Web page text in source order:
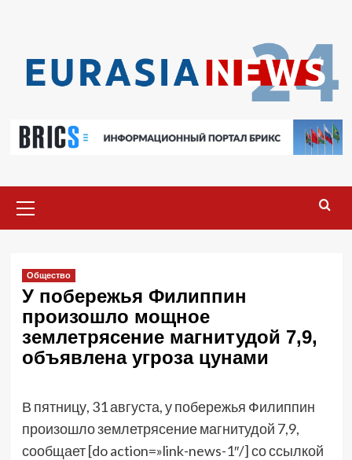
меню
Общество
У побережья Филиппин
произошло мощное
землетрясение магнитудой 7,9,
объявлена угроза цунами
В пятницу, 31 августа, у побережья Филиппин
произошло землетрясение магнитудой 7,9,
сообщает [do action=»link-news-1″/] со ссылкой